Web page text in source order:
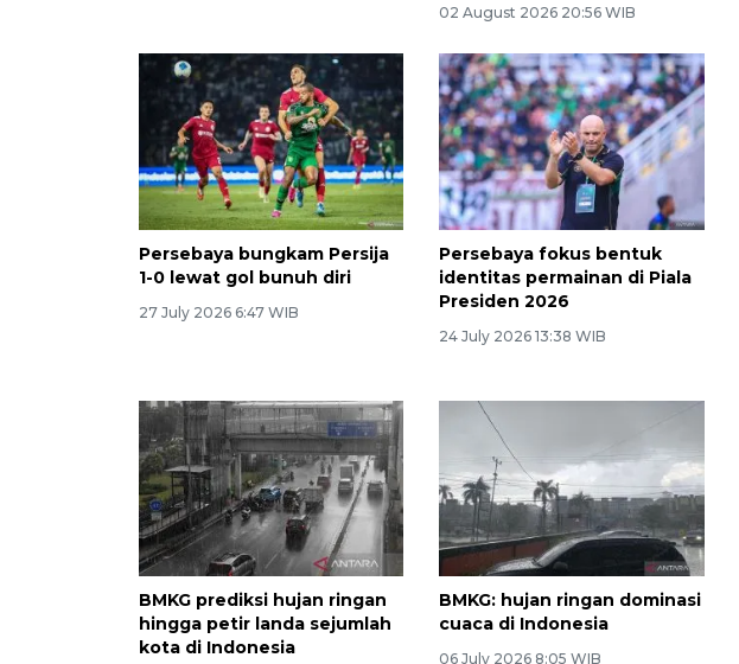
02 August 2026 20:56 WIB
Persebaya bungkam Persija
1-0 lewat gol bunuh diri
27 July 2026 6:47 WIB
Persebaya fokus bentuk
identitas permainan di Piala
Presiden 2026
24 July 2026 13:38 WIB
BMKG prediksi hujan ringan
hingga petir landa sejumlah
kota di Indonesia
BMKG: hujan ringan dominasi
cuaca di Indonesia
06 July 2026 8:05 WIB